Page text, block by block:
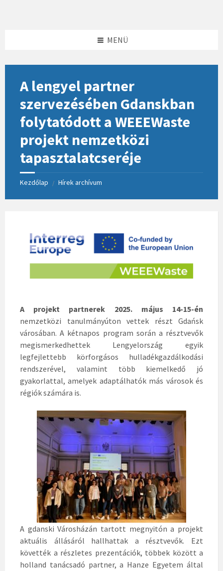
MENÜ
A lengyel partner
szervezésében Gdanskban
folytatódott a WEEEWaste
projekt nemzetközi
tapasztalatcseréje
Kezdőlap / Hírek archívum
A projekt partnerek 2025. május 14-15-én
nemzetközi tanulmányúton vettek részt Gdańsk
városában. A kétnapos program során a résztvevők
megismerkedhettek Lengyelország egyik
legfejlettebb körforgásos hulladékgazdálkodási
rendszerével, valamint több kiemelkedő jó
gyakorlattal, amelyek adaptálhatók más városok és
régiók számára is.
A gdanski Városházán tartott megnyitón a projekt
aktuális állásáról hallhattak a résztvevők. Ezt
követték a részletes prezentációk, többek között a
holland tanácsadó partner, a Hanze Egyetem által